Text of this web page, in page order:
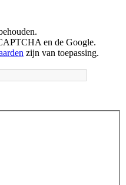
en de Google.
zijn van toepassing.